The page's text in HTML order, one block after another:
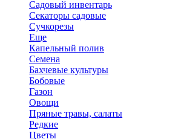
Садовый инвентарь
Секаторы садовые
Сучкорезы
Еще
Капельный полив
Семена
Бахчевые культуры
Бобовые
Газон
Овощи
Пряные травы, салаты
Редкие
Цветы